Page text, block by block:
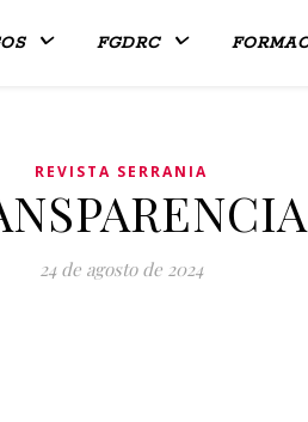
FGDRC
REVISTA SERRANIA
24 de agosto de 2024